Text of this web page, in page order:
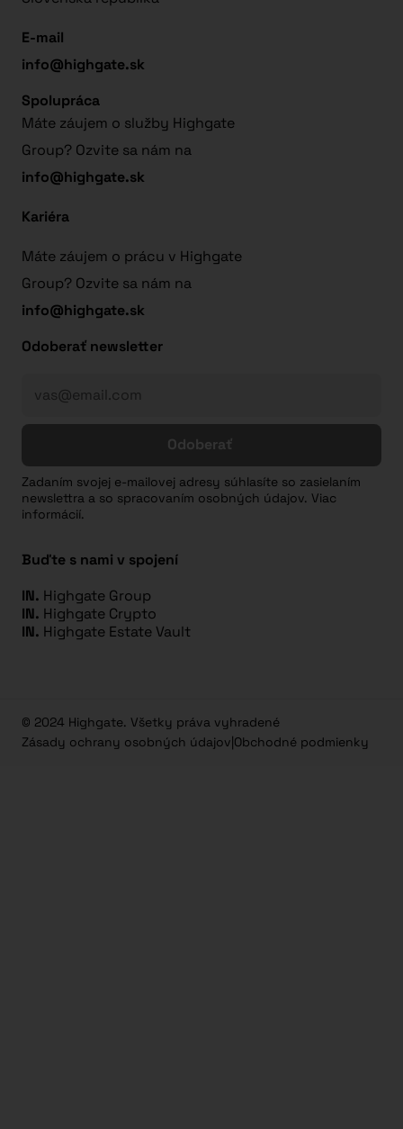
E-mail
info@highgate.sk
Spolupráca
Máte záujem o služby Highgate
Group? Ozvite sa nám na
info@highgate.sk
Kariéra
Máte záujem o prácu v Highgate
Group? Ozvite sa nám na
info@highgate.sk
Odoberať newsletter
Odoberať
Zadaním svojej e-mailovej adresy súhlasíte so zasielaním
newslettra a so spracovaním osobných údajov. Viac
informácií.
Buďte s nami v spojení
IN. Highgate Group
IN. Highgate Crypto
IN. Highgate Estate Vault
© 2024 Highgate. Všetky práva vyhradené
Zásady ochrany osobných údajov|Obchodné podmienky